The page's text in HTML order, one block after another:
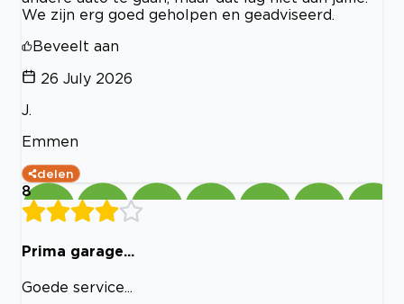
We zijn erg goed geholpen en geadviseerd.
Beveelt aan
26 July 2026
J.
Emmen
delen
8
Prima garage...
Goede service...